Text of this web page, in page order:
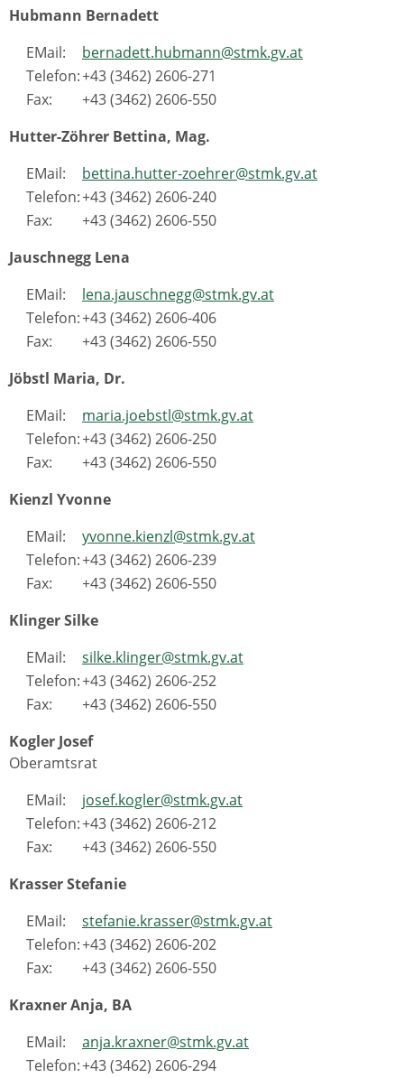
Hubmann Bernadett
EMail:
bernadett.hubmann@stmk.gv.at
Telefon:+43 (3462) 2606-271
Fax:
+43 (3462) 2606-550
Hutter-Zöhrer Bettina, Mag.
EMail:
bettina.hutter-zoehrer@stmk.gv.at
Telefon:+43 (3462) 2606-240
Fax:
+43 (3462) 2606-550
Jauschnegg Lena
EMail:
lena.jauschnegg@stmk.gv.at
Telefon:+43 (3462) 2606-406
Fax:
+43 (3462) 2606-550
Jöbstl Maria, Dr.
EMail:
maria.joebstl@stmk.gv.at
Telefon:+43 (3462) 2606-250
Fax:
+43 (3462) 2606-550
Kienzl Yvonne
EMail:
yvonne.kienzl@stmk.gv.at
Telefon:+43 (3462) 2606-239
Fax:
+43 (3462) 2606-550
Klinger Silke
EMail:
silke.klinger@stmk.gv.at
Telefon:+43 (3462) 2606-252
Fax:
+43 (3462) 2606-550
Kogler Josef
Oberamtsrat
EMail:
josef.kogler@stmk.gv.at
Telefon:+43 (3462) 2606-212
Fax:
+43 (3462) 2606-550
Krasser Stefanie
EMail:
stefanie.krasser@stmk.gv.at
Telefon:+43 (3462) 2606-202
Fax:
+43 (3462) 2606-550
Kraxner Anja, BA
EMail:
anja.kraxner@stmk.gv.at
Telefon:+43 (3462) 2606-294